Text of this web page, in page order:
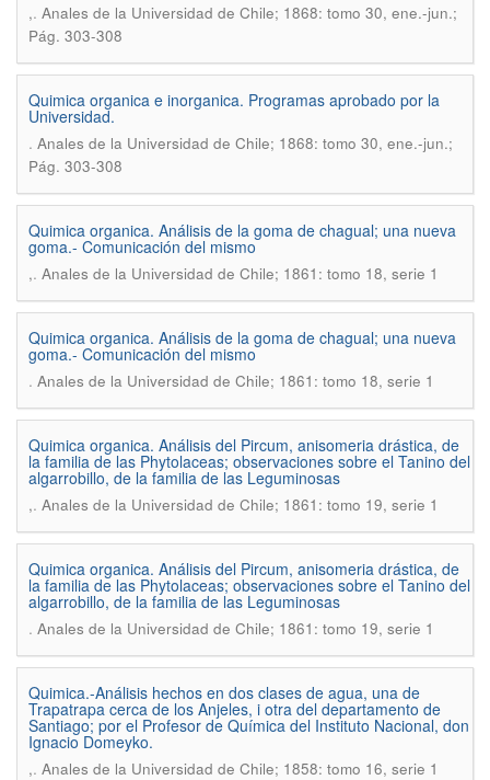
,. Anales de la Universidad de Chile; 1868: tomo 30, ene.-jun.;
Pág. 303-308
Quimica organica e inorganica. Programas aprobado por la
Universidad.
. Anales de la Universidad de Chile; 1868: tomo 30, ene.-jun.;
Pág. 303-308
Quimica organica. Análisis de la goma de chagual; una nueva
goma.- Comunicación del mismo
,. Anales de la Universidad de Chile; 1861: tomo 18, serie 1
Quimica organica. Análisis de la goma de chagual; una nueva
goma.- Comunicación del mismo
. Anales de la Universidad de Chile; 1861: tomo 18, serie 1
Quimica organica. Análisis del Pircum, anisomeria drástica, de
la familia de las Phytolaceas; observaciones sobre el Tanino del
algarrobillo, de la familia de las Leguminosas
,. Anales de la Universidad de Chile; 1861: tomo 19, serie 1
Quimica organica. Análisis del Pircum, anisomeria drástica, de
la familia de las Phytolaceas; observaciones sobre el Tanino del
algarrobillo, de la familia de las Leguminosas
. Anales de la Universidad de Chile; 1861: tomo 19, serie 1
Quimica.-Análisis hechos en dos clases de agua, una de
Trapatrapa cerca de los Anjeles, i otra del departamento de
Santiago; por el Profesor de Química del Instituto Nacional, don
Ignacio Domeyko.
,. Anales de la Universidad de Chile; 1858: tomo 16, serie 1